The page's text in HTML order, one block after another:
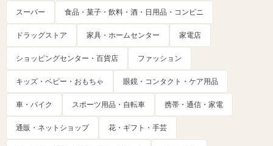
スーパー 食品・菓子・飲料・酒・日用品・コンビニ
ドラッグストア 家具・ホームセンター 家電店
ショッピングセンター・百貨店 ファッション
キッズ・ベビー・おもちゃ 眼鏡・コンタクト・ケア用品
車・バイク スポーツ用品・自転車 携帯・通信・家電
通販・ネットショップ 花・ギフト・手芸